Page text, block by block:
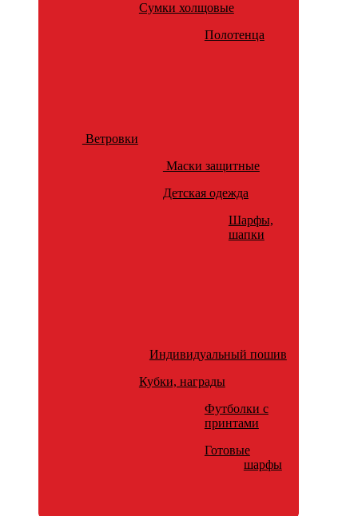
Сумки холщовые
Полотенца
Ветровки
Маски защитные
Детская одежда
Шарфы,
шапки
Индивидуальный пошив
Кубки, награды
Футболки с
принтами
Готовые
шарфы